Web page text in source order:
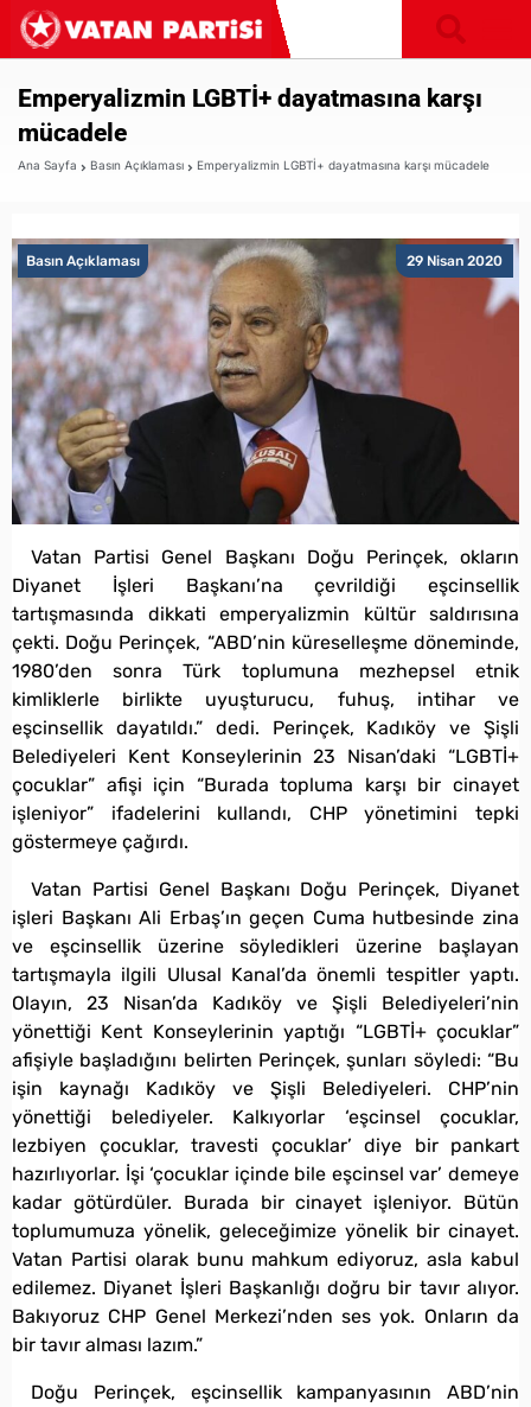
Emperyalizmin LGBTİ+ dayatmasına karşı
mücadele
Ana Sayfa Basın Açıklaması Emperyalizmin LGBTİ+ dayatmasına karşı mücadele
29 Nisan 2020
Basın Açıklaması
Vatan Partisi Genel Başkanı Doğu Perinçek, okların
Diyanet İşleri Başkanı’na çevrildiği eşcinsellik
tartışmasında dikkati emperyalizmin kültür saldırısına
çekti. Doğu Perinçek, “ABD’nin küreselleşme döneminde,
1980’den sonra Türk toplumuna mezhepsel etnik
kimliklerle birlikte uyuşturucu, fuhuş, intihar ve
eşcinsellik dayatıldı.” dedi. Perinçek, Kadıköy ve Şişli
Belediyeleri Kent Konseylerinin 23 Nisan’daki “LGBTİ+
çocuklar” afişi için “Burada topluma karşı bir cinayet
işleniyor” ifadelerini kullandı, CHP yönetimini tepki
göstermeye çağırdı.
Vatan Partisi Genel Başkanı Doğu Perinçek, Diyanet
işleri Başkanı Ali Erbaş’ın geçen Cuma hutbesinde zina
ve eşcinsellik üzerine söyledikleri üzerine başlayan
tartışmayla ilgili Ulusal Kanal’da önemli tespitler yaptı.
Olayın, 23 Nisan’da Kadıköy ve Şişli Belediyeleri’nin
yönettiği Kent Konseylerinin yaptığı “LGBTİ+ çocuklar”
afişiyle başladığını belirten Perinçek, şunları söyledi: “Bu
işin kaynağı Kadıköy ve Şişli Belediyeleri. CHP’nin
yönettiği belediyeler. Kalkıyorlar ‘eşcinsel çocuklar,
lezbiyen çocuklar, travesti çocuklar’ diye bir pankart
hazırlıyorlar. İşi ‘çocuklar içinde bile eşcinsel var’ demeye
kadar götürdüler. Burada bir cinayet işleniyor. Bütün
toplumumuza yönelik, geleceğimize yönelik bir cinayet.
Vatan Partisi olarak bunu mahkum ediyoruz, asla kabul
edilemez. Diyanet İşleri Başkanlığı doğru bir tavır alıyor.
Bakıyoruz CHP Genel Merkezi’nden ses yok. Onların da
bir tavır alması lazım.”
Doğu Perinçek, eşcinsellik kampanyasının ABD’nin